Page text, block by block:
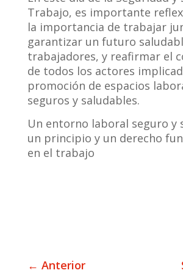
Trabajo, es importante
la importancia de trabajar
garantizar un futuro
trabajadores, y reafirmar el
de todos los actores
promoción de espacios
seguros y saludables.
Un entorno laboral seguro y
un principio y un derecho
en el trabajo
← Anterior